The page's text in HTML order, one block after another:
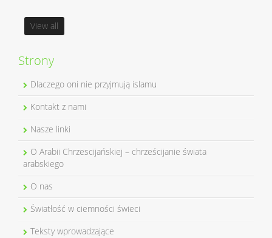
View all
Strony
Dlaczego oni nie przyjmują islamu
Kontakt z nami
Nasze linki
O Arabii Chrzescijańskiej – chrześcijanie świata
arabskiego
O nas
Światłość w ciemności świeci
Teksty wprowadzające